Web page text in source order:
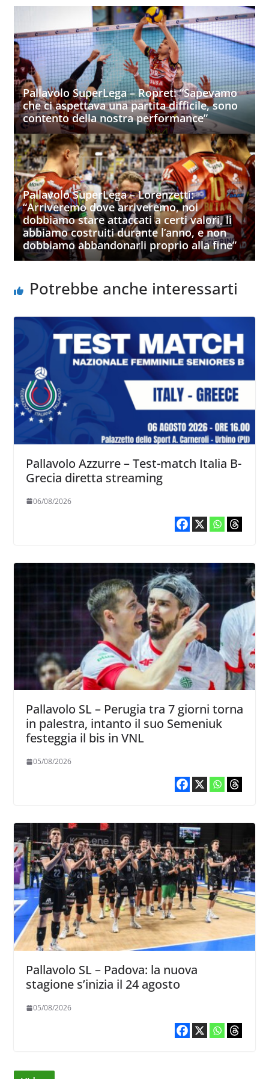
Pallavolo SuperLega – Ropret: “Sapevamo
che ci aspettava una partita difficile, sono
contento della nostra performance”
Pallavolo SuperLega – Lorenzetti:
“Arriveremo dove arriveremo, noi
dobbiamo stare attaccati a certi valori, li
abbiamo costruiti durante l’anno, e non
dobbiamo abbandonarli proprio alla fine”
Potrebbe anche interessarti
Pallavolo Azzurre – Test-match Italia B-
Grecia diretta streaming
06/08/2026
Pallavolo SL – Perugia tra 7 giorni torna
in palestra, intanto il suo Semeniuk
festeggia il bis in VNL
05/08/2026
Pallavolo SL – Padova: la nuova
stagione s’inizia il 24 agosto
05/08/2026